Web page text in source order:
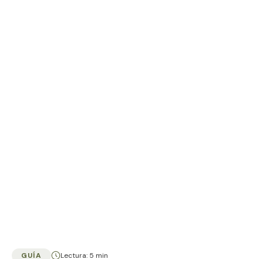
GUÍA Lectura: 5 min